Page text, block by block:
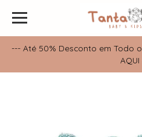
--- Até 50% Desconto em Todo